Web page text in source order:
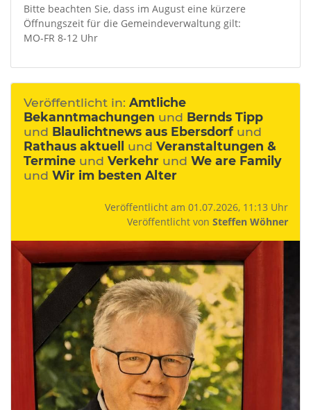
Bitte beachten Sie, dass im August eine kürzere
Öffnungszeit für die Gemeindeverwaltung gilt:
MO-FR 8-12 Uhr
Veröffentlicht in: Amtliche
Bekanntmachungen und Bernds Tipp
und Blaulichtnews aus Ebersdorf und
Rathaus aktuell und Veranstaltungen &
Termine und Verkehr und We are Family
und Wir im besten Alter
Veröffentlicht am 01.07.2026, 11:13 Uhr
Veröffentlicht von Steffen Wöhner